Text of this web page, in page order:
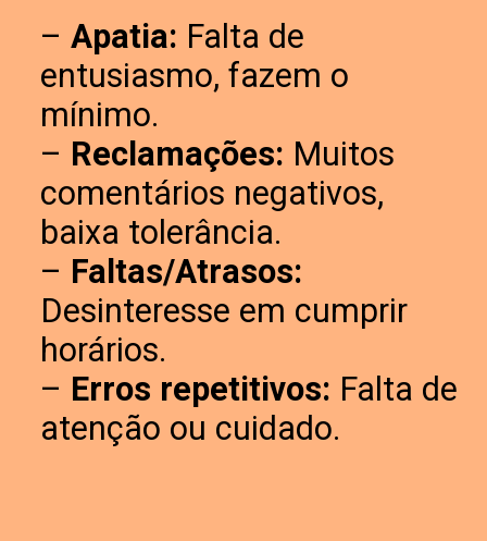
– Apatia: Falta de
entusiasmo, fazem o
mínimo.
– Reclamações: Muitos
comentários negativos,
baixa tolerância.
– Faltas/Atrasos:
Desinteresse em cumprir
horários.
– Erros repetitivos: Falta de
atenção ou cuidado.